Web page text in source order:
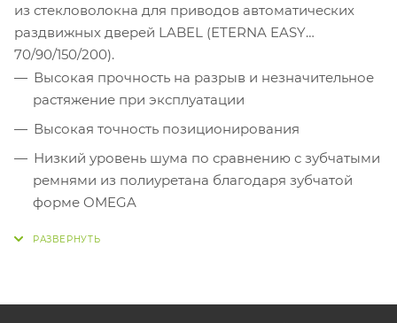
из стекловолокна для приводов автоматических
раздвижных дверей LABEL (ETERNA EASY
70/90/150/200).
Высокая прочность на разрыв и незначительное
растяжение при эксплуатации
Высокая точность позиционирования
Низкий уровень шума по сравнению с зубчатыми
ремнями из полиуретана благодаря зубчатой
форме OMEGA
Не требуют техобслуживания